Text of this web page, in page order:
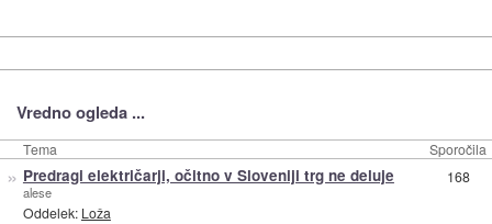
Vredno ogleda ...
Tema Sporočila
» Predragi električarji, očitno v Sloveniji trg ne deluje
alese
Oddelek: Loža
168